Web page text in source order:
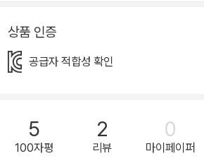
화센터』 애니메이션 방영
어제 막 1학년이 된 아이가 어른들로 꽉꽉
쇠는, 주전자가 되긴 했지만 “내가- 왔다
쌓아 올리고(「소망빌라 5층 꿈탑」), 네발
칠순 생일만 지나면 보조 바퀴를 뗄 거라
상품 인증
공급자 적합성 확인
5
100자평
2
리뷰
0
마이페이퍼